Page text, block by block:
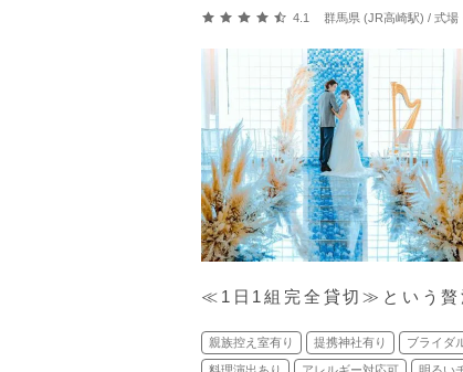
口コミ評価
4.1 群馬県 (JR高崎駅) / 式場
≪1日1組完全貸切≫という
親族控え室有り 提携神社有り ブライダ